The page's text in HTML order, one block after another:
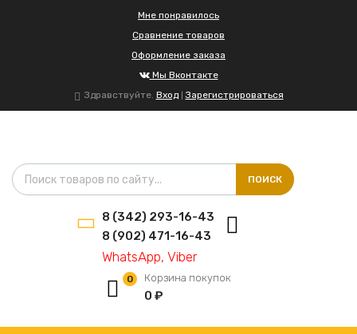
Мне понравилось
Сравнение товаров
Оформление заказа
Мы Вконтакте
Здравствуйте. Вход Зарегистрироваться
Поиск товаров ПОИСК
8 (342) 293-16-43
8 (902) 471-16-43
WhatsApp, Viber
Корзина покупок
0 ₽
0